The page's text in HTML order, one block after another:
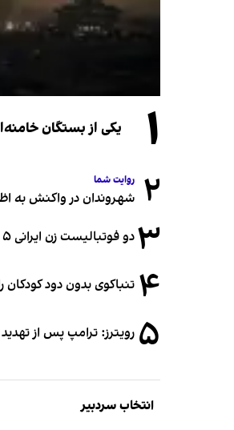
۱ یکی از بستگان
۲ روایت شما
شهروندان در واکنش به
۳دو فوتبالیست زن ایرانی ۵ ماه پس از پناهندگی، شهروند استرالیا شدند
۴ تنباکوی بدون دود کودکان
۵ رویترز: ترامپ پس از
انتخاب سردبیر